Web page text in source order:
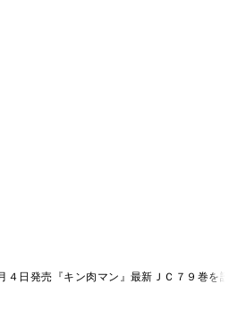
日発売『キン肉マン』最新ＪＣ７９巻を